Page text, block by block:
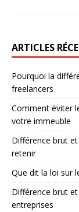
ARTICLES
Pourquoi la
freelancers
Comment éviter
votre immeuble
Différence brut
retenir
Que dit la loi sur
Différence brut
entreprises